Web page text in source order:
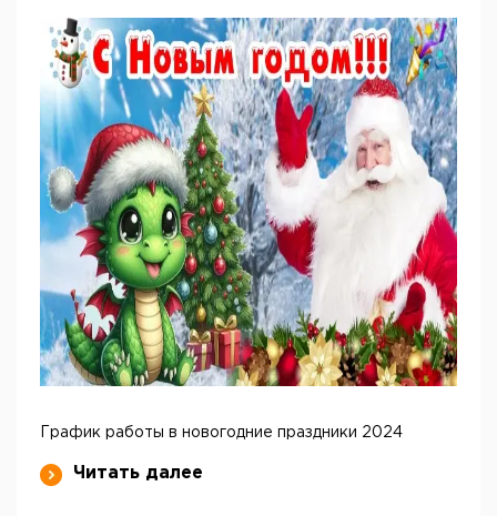
График работы в новогодние праздники 2024
Читать далее